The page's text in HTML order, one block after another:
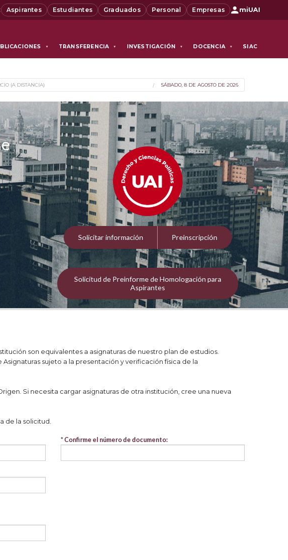
Aspirantes Estudiantes Graduados Personal Empresas miUAI
▼ TRANSFERENCIA ▼ INVESTIGACIÓN ▼ DOCENCIA ▼ SIAC
(A DISTANCIA) SÁBADO, 8 DE AGOSTO DE 2026
Solicitar información Preinscripción
Solicitud de Preinforme de Homologación para
Aspirantes
son equivalentes a asignaturas de nuestro plan de estudios.
sujeto a la presentación y verificación física de la
Si necesita cargar asignaturas de otra institución, cree una nueva
de la solicitud.